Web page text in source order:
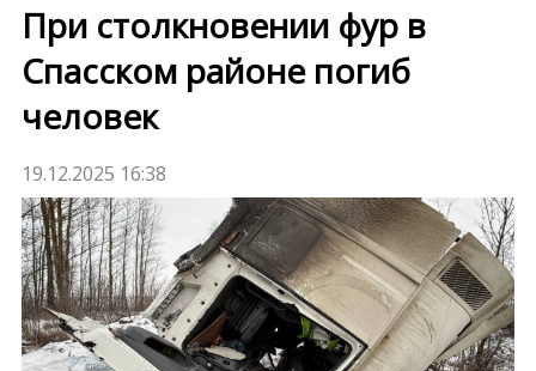
При столкновении фур в
Спасском районе погиб
человек
19.12.2025 16:38